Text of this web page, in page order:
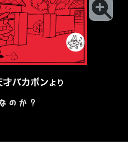
才バカボンより
のか？